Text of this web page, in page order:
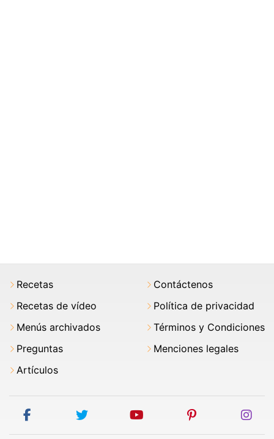
Recetas
Recetas de vídeo
Menús archivados
Preguntas
Artículos
Contáctenos
Política de privacidad
Términos y Condiciones
Menciones legales
facebook twitter youtube pinterest